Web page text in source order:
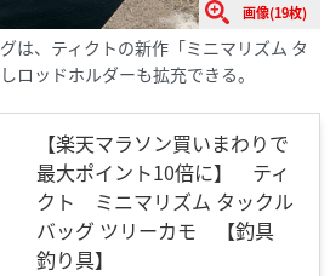
画像(19枚)
は、ティクトの新作「ミニマリズム タ
ロッドホルダーも拡充できる。
【楽天マラソン買いまわりで
最大ポイント10倍に】 ティ
クト ミニマリズム タックル
バッグ ツリーカモ 【釣具
釣り具】